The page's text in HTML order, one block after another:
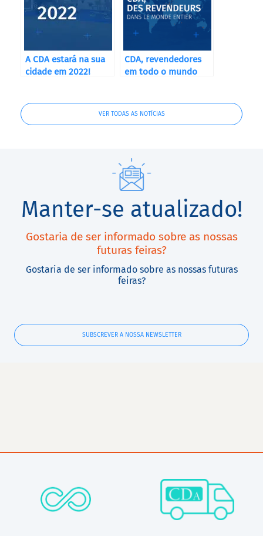
A CDA estará na sua
cidade em 2022!
CDA, revendedores
em todo o mundo
VER TODAS AS NOTÍCIAS
Manter-se atualizado!
Gostaria de ser informado sobre as nossas
futuras feiras?
Gostaria de ser informado sobre as nossas futuras
feiras?
SUBSCREVER A NOSSA NEWSLETTER